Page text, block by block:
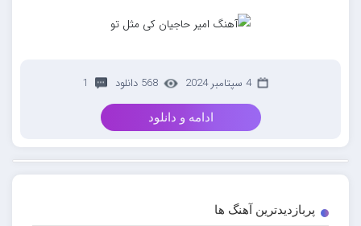
4 سپتامبر 2024 568 دانلود 1
ادامه و دانلود
پربازدیدترین آهنگ ها